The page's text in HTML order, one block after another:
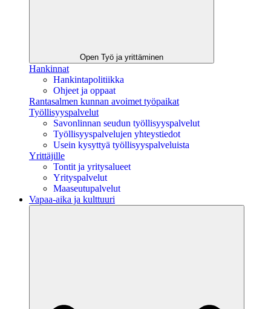
Open Työ ja yrittäminen
Hankinnat
Hankintapolitiikka
Ohjeet ja oppaat
Rantasalmen kunnan avoimet työpaikat
Työllisyyspalvelut
Savonlinnan seudun työllisyyspalvelut
Työllisyyspalvelujen yhteystiedot
Usein kysyttyä työllisyyspalveluista
Yrittäjille
Tontit ja yritysalueet
Yrityspalvelut
Maaseutupalvelut
Vapaa-aika ja kulttuuri